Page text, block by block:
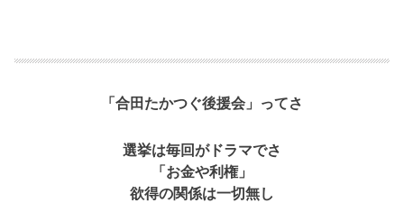
「合田たかつぐ後援会」ってさ
選挙は毎回がドラマでさ
「お金や利権」
欲得の関係は一切無し